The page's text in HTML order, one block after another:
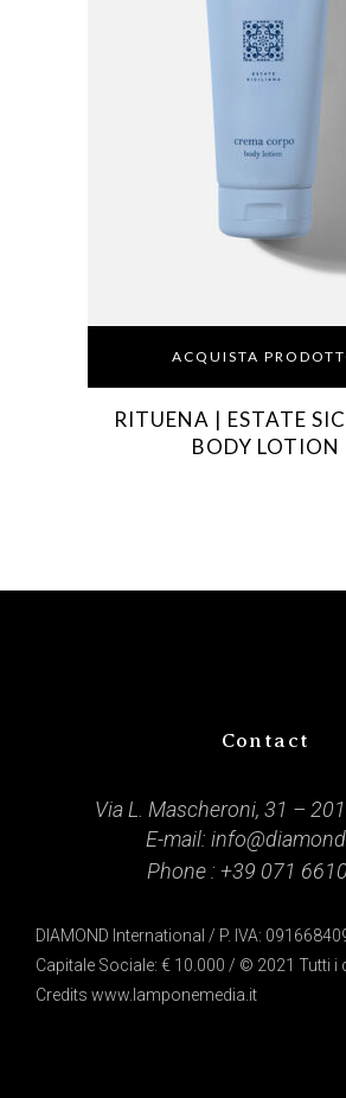
ACQUISTA
RITUENA | ESTATE
BODY LOTION
Contact
Via L. Mascheroni, 31 –
E-mail:
Phone : +39 071
DIAMOND International / P. IVA:
Capitale Sociale: € 10.000 / © 2021 Tutti i
Credits www.lamponemedia.it